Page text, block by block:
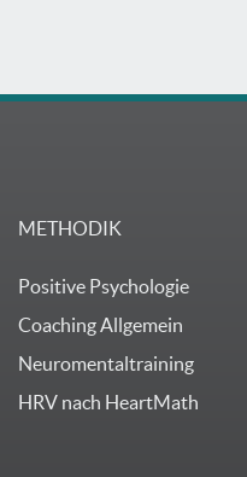
METHODIK
Positive Psychologie
Coaching Allgemein
Neuromentaltraining
HRV nach HeartMath